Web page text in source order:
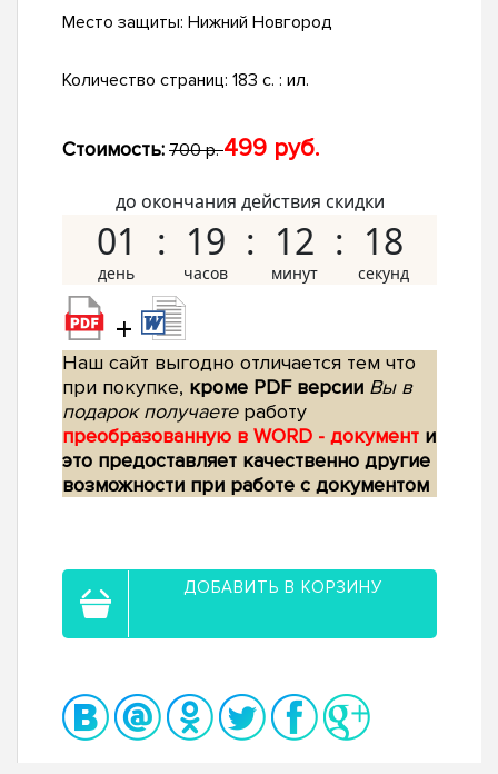
Место защиты: Нижний Новгород
Количество страниц: 183 с. : ил.
Стоимость: 700 р.499 руб.
до окончания действия скидки
01 19 12 17
+
Наш сайт выгодно отличается тем что
при покупке, кроме PDF версии Вы в
подарок получаетеработу
преобразованную в WORD - документ и
это предоставляет качественно другие
возможности при работе с документом
ДОБАВИТЬ В КОРЗИНУ